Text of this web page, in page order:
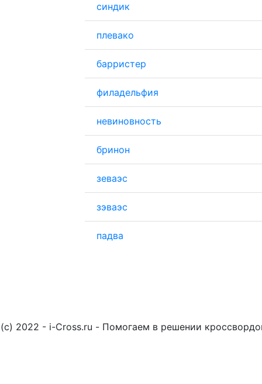
синдик
плевако
барристер
филадельфия
невиновность
бринон
зеваэс
зэваэс
падва
(c) 2022 - i-Cross.ru - Помогаем в решении